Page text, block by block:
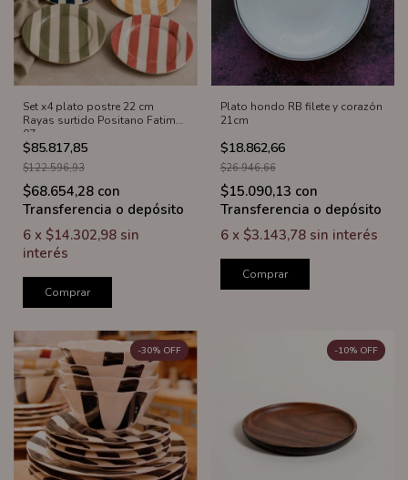
Set x4 plato postre 22 cm
Rayas surtido Positano Fatima
07
$85.817,85
$122.596,93
$68.654,28 con
Transferencia o depósito
6 x $14.302,98 sin
interés
Comprar
Plato hondo RB filete y corazón
21cm
$18.862,66
$26.946,66
$15.090,13 con
Transferencia o depósito
6 x $3.143,78 sin interés
Comprar
-30% OFF -10% OFF